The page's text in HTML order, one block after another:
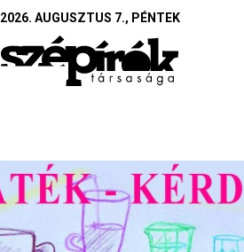
2026. AUGUSZTUS 7., PÉNTEK